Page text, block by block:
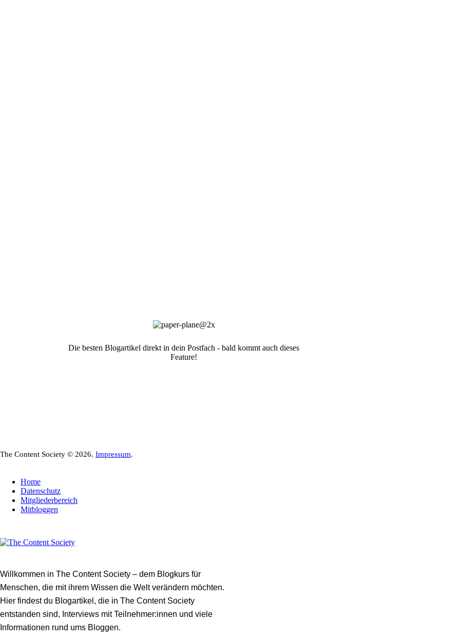
Die besten Blogartikel direkt in dein Postfach - bald kommt auch dieses
Feature!
The Content Society © 2026. Impressum.
Home
Datenschutz
Mitgliederbereich
Mitbloggen
Willkommen in The Content Society – dem Blogkurs für
Menschen, die mit ihrem Wissen die Welt verändern möchten.
Hier findest du Blogartikel, die in The Content Society
entstanden sind, Interviews mit Teilnehmer:innen und viele
Informationen rund ums Bloggen.